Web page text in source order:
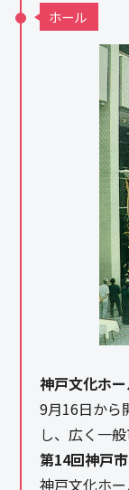
ホール
神戸文化ホ
9月16日から
し、広く一般
第14回神戸
神戸文化ホ